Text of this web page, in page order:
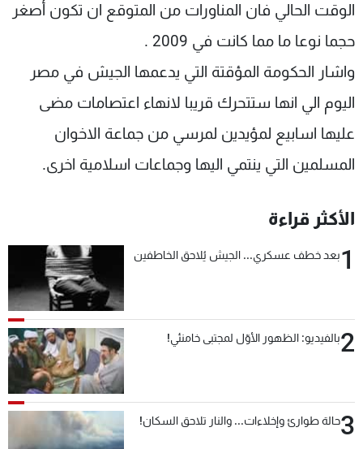
الوقت الحالي فان المناورات من المتوقع ان تكون أصغر
حجما نوعا ما مما كانت في 2009 .
واشار الحكومة المؤقتة التي يدعمها الجيش في مصر
اليوم الي انها ستتحرك قريبا لانهاء اعتصامات مضى
عليها اسابيع لمؤيدين لمرسي من جماعة الاخوان
المسلمين التي ينتمي اليها وجماعات اسلامية اخرى.
الأكثر قراءة
1بعد خطف عسكري... الجيش يُلاحق الخاطفين
2بالفيديو: الظهور الأوّل لمجتبى خامنئي!
3حالة طوارئ وإخلاءات... والنار تلاحق السكان!